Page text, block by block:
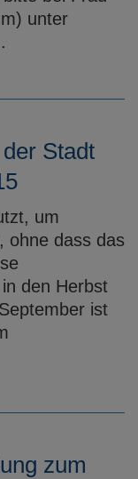
unter
Stadt
um
ohne dass das
den Herbst
ist
zum